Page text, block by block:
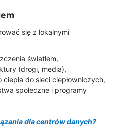
się z lokalnymi
światłem,
(drogi, media),
do sieci ciepłowniczych,
społeczne i programy
dla centrów danych?